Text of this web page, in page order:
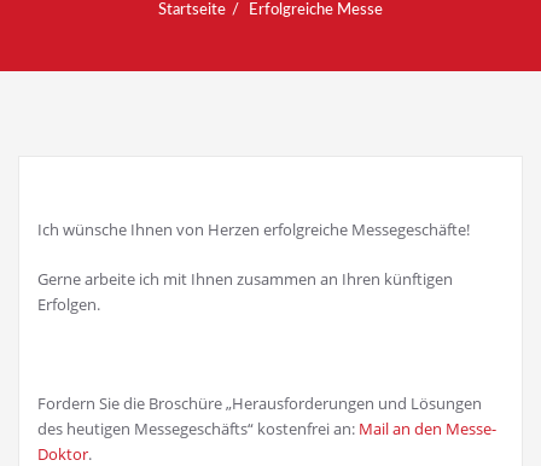
Startseite Erfolgreiche Messe
Ich wünsche Ihnen von Herzen erfolgreiche Messegeschäfte!
Gerne arbeite ich mit Ihnen zusammen an Ihren künftigen
Erfolgen.
Fordern Sie die Broschüre „Herausforderungen und Lösungen
des heutigen Messegeschäfts“ kostenfrei an: Mail an den Messe-
Doktor.